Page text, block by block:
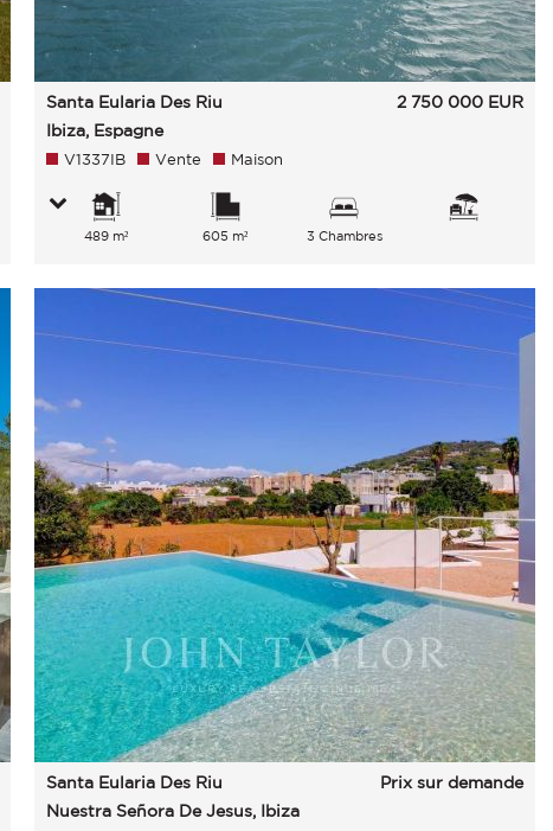
Santa Eularia Des Riu
Ibiza, Espagne
2 750 000 EUR
V1337IB Vente Maison
489 m² 605 m² 3 Chambres
Santa Eularia Des Riu
Nuestra Señora De Jesus, Ibiza
Prix sur demande